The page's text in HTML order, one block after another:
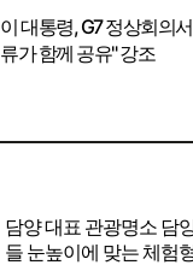
이 대통령, G7 정상회의
류가 함께 공유" 강조
담양 대표 관광명소 담
들 눈높이에 맞는 체험